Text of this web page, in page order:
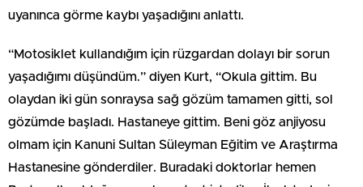
uyanınca görme kaybı yaşadığını anlattı.
“Motosiklet kullandığım için rüzgardan dolayı bir sorun
yaşadığımı düşündüm.” diyen Kurt, “Okula gittim. Bu
olaydan iki gün sonraysa sağ gözüm tamamen gitti, sol
gözümde başladı. Hastaneye gittim. Beni göz anjiyosu
olmam için Kanuni Sultan Süleyman Eğitim ve Araştırma
Hastanesine gönderdiler. Buradaki doktorlar hemen